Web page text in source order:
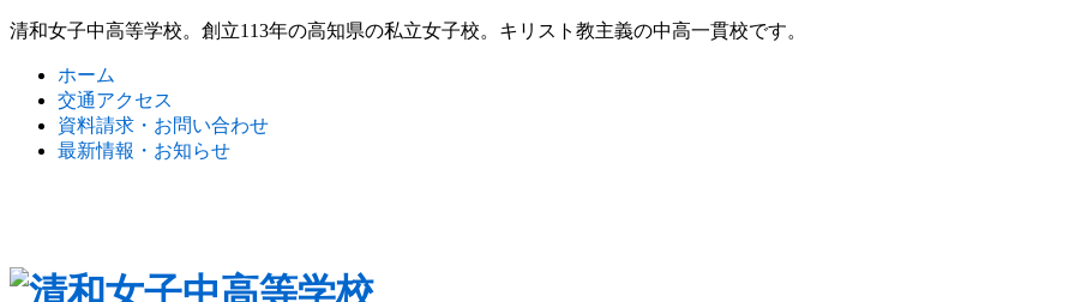
清和女子中高等学校。創立113年の高知県の私立女子校。キリスト教主義の中高一貫校です。
ホーム
交通アクセス
資料請求・お問い合わせ
最新情報・お知らせ